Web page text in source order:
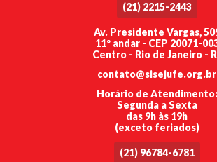
(21) 2215-2443
Av. Presidente Vargas,
11º andar - CEP 20071-
Centro - Rio de Janeiro -
contato@sisejufe.org.br
Horário de Atendimento:
Segunda a Sexta
das 9h às 19h
(exceto feriados)
(21) 96784-6781